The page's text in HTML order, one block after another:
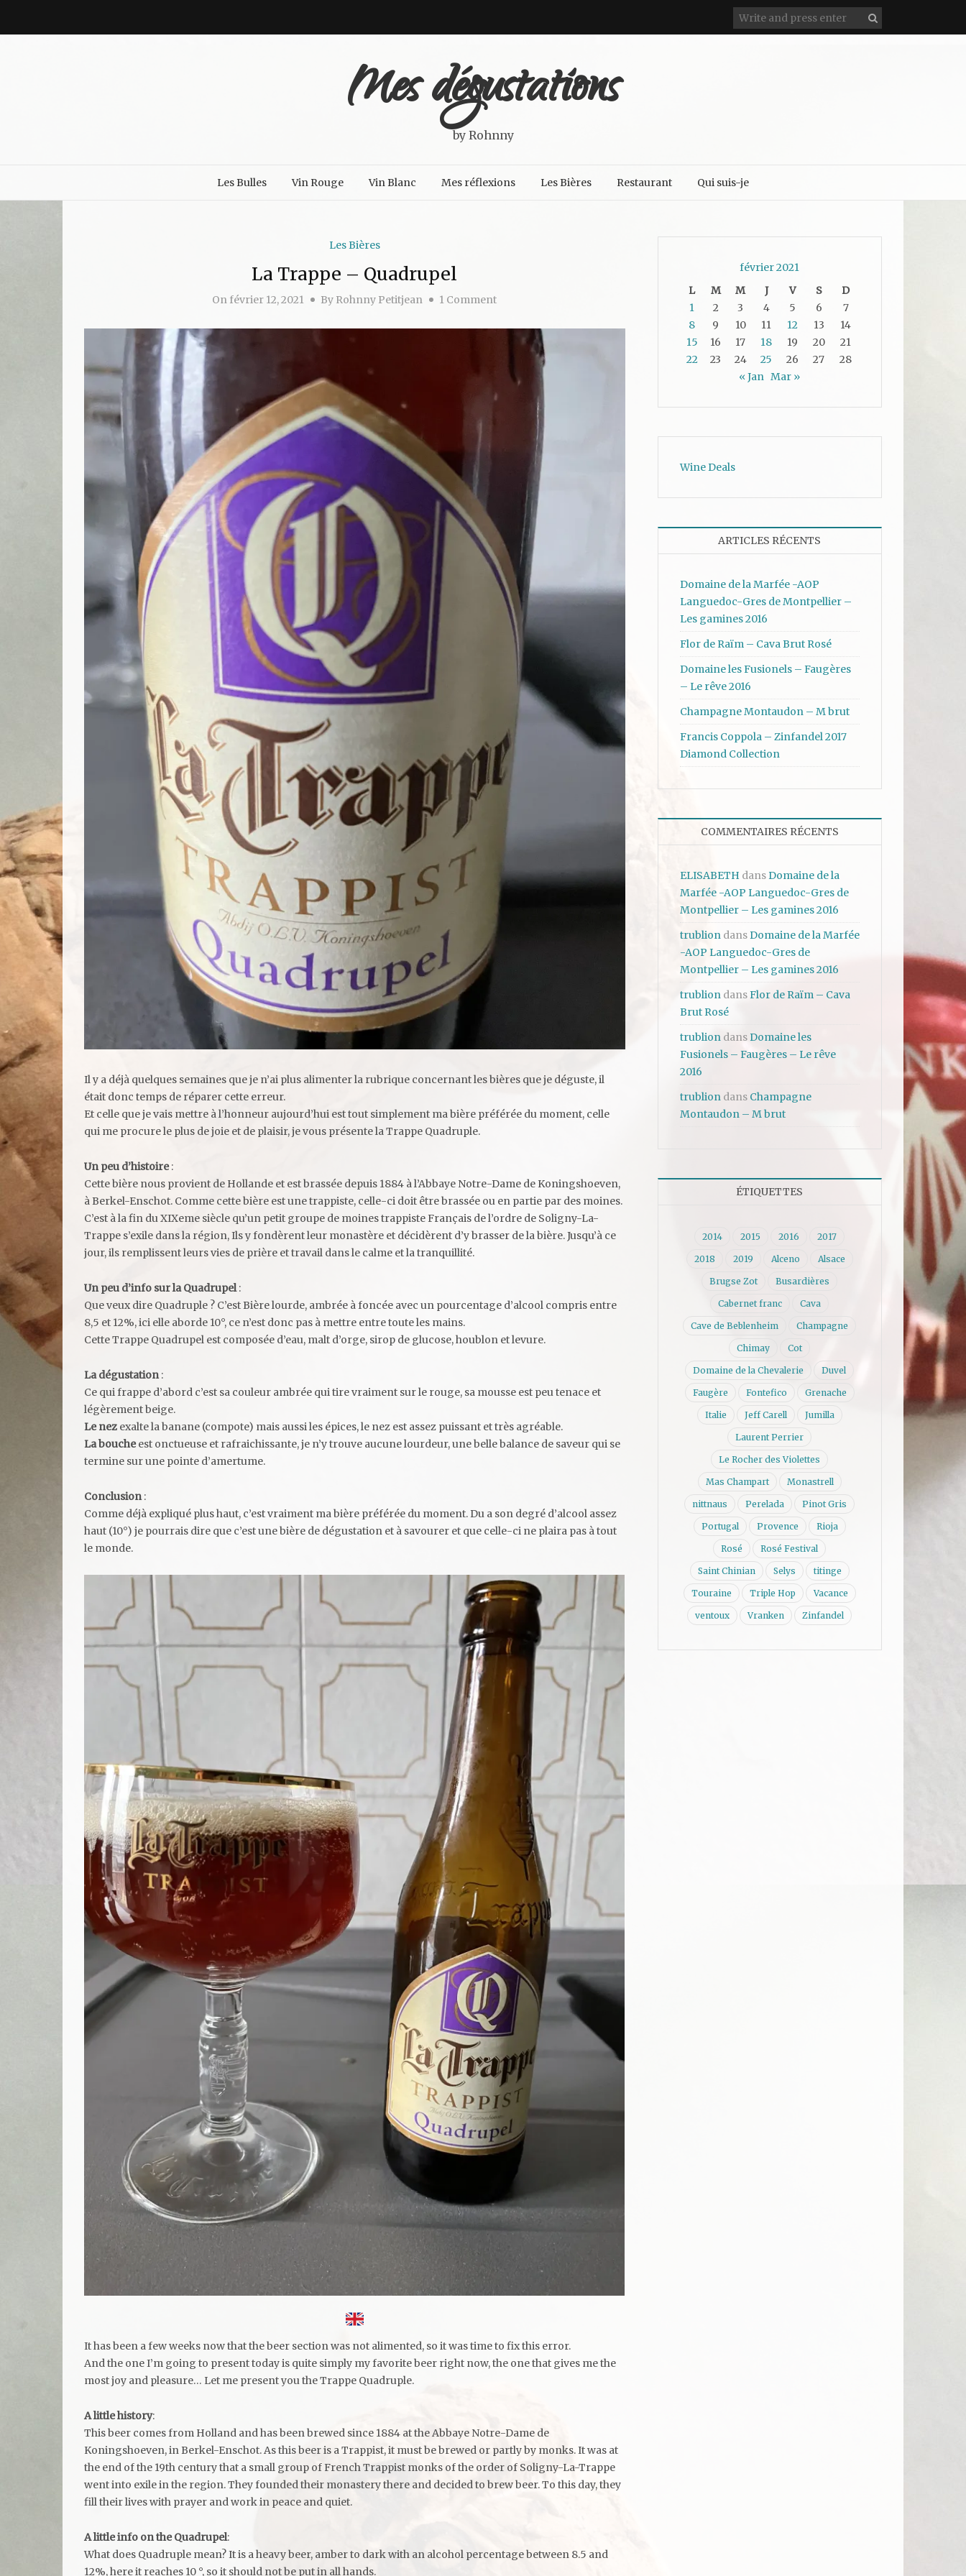
Mes dégustations
by Rohnny
Les Bulles Vin Rouge Vin Blanc Mes réflexions Les Bières Restaurant Qui suis-je
Les Bières
La Trappe – Quadrupel
On février 12, 2021 By Rohnny Petitjean 1 Comment
Il y a déjà quelques semaines que je n’ai plus alimenter la rubrique concernant les bières que je déguste, il
était donc temps de réparer cette erreur.
Et celle que je vais mettre à l’honneur aujourd’hui est tout simplement ma bière préférée du moment, celle
qui me procure le plus de joie et de plaisir, je vous présente la Trappe Quadruple.
Un peu d’histoire:
Cette bière nous provient de Hollande et est brassée depuis 1884 à l’Abbaye Notre-Dame de Koningshoeven,
à Berkel-Enschot. Comme cette bière est une trappiste, celle-ci doit être brassée ou en partie par des moines.
C’est à la fin du XIXeme siècle qu’un petit groupe de moines trappiste Français de l’ordre de Soligny-La-
Trappe s’exile dans la région, Ils y fondèrent leur monastère et décidèrent d’y brasser de la bière. Jusqu’à ce
jour, ils remplissent leurs vies de prière et travail dans le calme et la tranquillité.
Un peu d’info sur la Quadrupel:
Que veux dire Quadruple ? C’est Bière lourde, ambrée à foncée avec un pourcentage d’alcool compris entre
8,5 et 12%, ici elle aborde 10°, ce n’est donc pas à mettre entre toute les mains.
Cette Trappe Quadrupel est composée d’eau, malt d’orge, sirop de glucose, houblon et levure.
La dégustation:
Ce qui frappe d’abord c’est sa couleur ambrée qui tire vraiment sur le rouge, sa mousse est peu tenace et
légèrement beige.
Le nez exalte la banane (compote) mais aussi les épices, le nez est assez puissant et très agréable.
La boucheest onctueuse et rafraichissante, je n’y trouve aucune lourdeur, une belle balance de saveur qui se
termine sur une pointe d’amertume.
Conclusion:
Comme déjà expliqué plus haut, c’est vraiment ma bière préférée du moment. Du a son degré d’alcool assez
haut (10°) je pourrais dire que c’est une bière de dégustation et à savourer et que celle-ci ne plaira pas à tout
le monde.
It has been a few weeks now that the beer section was not alimented, so it was time to fix this error.
And the one I’m going to present today is quite simply my favorite beer right now, the one that gives me the
most joy and pleasure… Let me present you the Trappe Quadruple.
A little history:
This beer comes from Holland and has been brewed since 1884 at the Abbaye Notre-Dame de
Koningshoeven, in Berkel-Enschot. As this beer is a Trappist, it must be brewed or partly by monks. It was at
the end of the 19th century that a small group of French Trappist monks of the order of Soligny-La-Trappe
went into exile in the region. They founded their monastery there and decided to brew beer. To this day, they
fill their lives with prayer and work in peace and quiet.
A little info on the Quadrupel:
What does Quadruple mean? It is a heavy beer, amber to dark with an alcohol percentage between 8.5 and
12%, here it reaches 10 °, so it should not be put in all hands.
février 2021
L
M M J V S
D
1
2 3 4 5 6
7
8
9 10 11 12 13
14
15
16 17 18 19 20
21
22
23 24 25 26 27
28
« Jan Mar »
Wine Deals
ARTICLES RÉCENTS
Domaine de la Marfée -AOP
Languedoc-Gres de Montpellier –
Les gamines 2016
Flor de Raïm – Cava Brut Rosé
Domaine les Fusionels – Faugères
– Le rêve 2016
Champagne Montaudon – M brut
Francis Coppola – Zinfandel 2017
Diamond Collection
COMMENTAIRES RÉCENTS
ELISABETH dansDomaine de la
Marfée -AOP Languedoc-Gres de
Montpellier – Les gamines 2016
trubliondansDomaine de la Marfée
-AOP Languedoc-Gres de
Montpellier – Les gamines 2016
trubliondansFlor de Raïm – Cava
Brut Rosé
trubliondansDomaine les
Fusionels – Faugères – Le rêve
2016
trubliondans Champagne
Montaudon – M brut
ÉTIQUETTES
2014 2015 2016 2017
2018 2019 Alceno Alsace
Brugse Zot Busardières
Cabernet franc Cava
Cave de Beblenheim Champagne
Chimay Cot
Domaine de la Chevalerie Duvel
Faugère Fontefico Grenache
Italie Jeff Carell Jumilla
Laurent Perrier
Le Rocher des Violettes
Mas Champart Monastrell
nittnaus Perelada Pinot Gris
Portugal Provence Rioja
Rosé Rosé Festival
Saint Chinian Selys titinge
Touraine Triple Hop Vacance
ventoux Vranken Zinfandel